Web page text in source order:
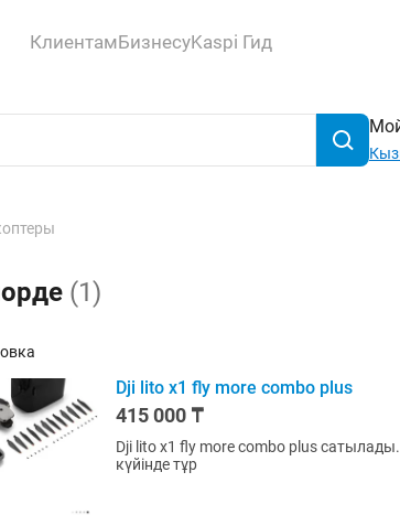
КлиентамБизнесуKaspi Гид
(1)
Dji lito x1 fly more combo plus
415 000 ₸
Dji lito x1 fly more combo plus
күйінде тұр